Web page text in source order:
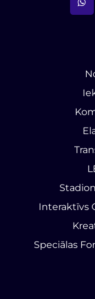
Interaktīvs
Speciālas